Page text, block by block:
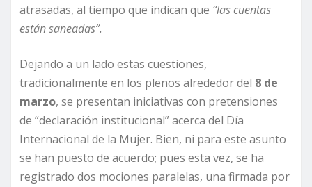
atrasadas, al tiempo que indican que “las cuentas
están saneadas”.
Dejando a un lado estas cuestiones,
tradicionalmente en los plenos alrededor del 8 de
marzo, se presentan iniciativas con pretensiones
de “declaración institucional” acerca del Día
Internacional de la Mujer. Bien, ni para este asunto
se han puesto de acuerdo; pues esta vez, se ha
registrado dos mociones paralelas, una firmada por